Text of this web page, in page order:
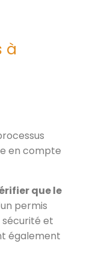
à
en compte
que le
permis
sécurité et
également